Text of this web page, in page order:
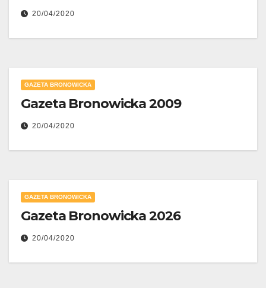
20/04/2020
GAZETA BRONOWICKA
Gazeta Bronowicka 2009
20/04/2020
GAZETA BRONOWICKA
Gazeta Bronowicka 2026
20/04/2020